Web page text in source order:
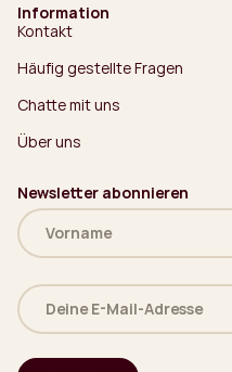
Information
Kontakt
Häufig gestellte Fragen
Chatte mit uns
Über uns
Newsletter abonnieren
Name
(erforderlich)
Deine
E-
Mail-
(erforderlich)